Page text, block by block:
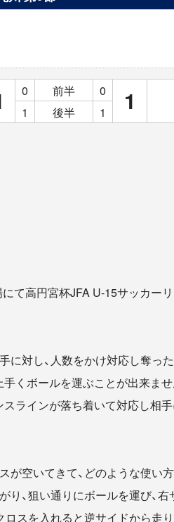
0 前半 0 1
1 後半 1
て高円宮杯JFA U-15サッカー
に対し、人数をかけ対応し奪っ
くボールを運ぶことが出来ま
ラインが落ち着いて対応し相
が空いてきて、どのような使い
り、狙い通りにボールを運び、
スを入れると逆サイドから走